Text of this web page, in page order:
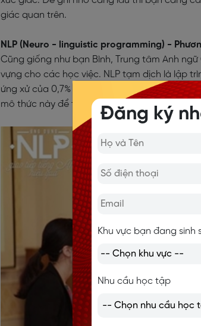
giác quan trên.
NLP (Neuro - linguistic programming) -
Cũng giống như bạn Bình, Trung tâm Anh
vựng cho các học việc. NLP tạm dịch là lập
ứng xử của 0,7% những người xuất chúng
mô thức này để thay đổi tư duy, thay đổi
Đăng ký
Khu vực bạn đang sinh
Nhu cầu học tập